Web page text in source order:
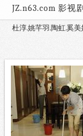
JZ.n63.com 影视
杜淳.姚芊羽.陶虹.奚